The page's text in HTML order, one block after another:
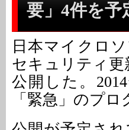
要」4件を予
日本マイクロ
セキュリティ
公開した。
「緊急」のプ